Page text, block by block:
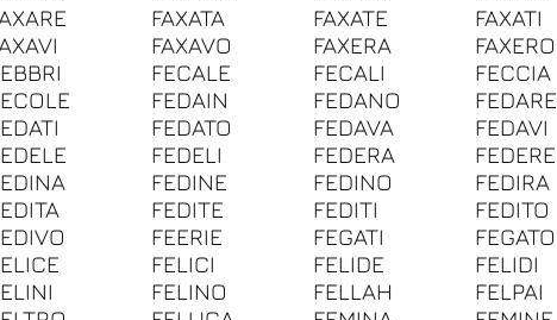
FAXATA FAXATE FAXATI
FAXAVO FAXERA FAXERO
FECALE FECALI FECCIA
FEDAIN FEDANO FEDARE
FEDATO FEDAVA FEDAVI
FEDELI FEDERA FEDERE
FEDINE FEDINO FEDIRA
FEDITE FEDITI FEDITO
FEERIE FEGATI FEGATO
FELICI FELIDE FELIDI
FELINO FELLAH FELPAI